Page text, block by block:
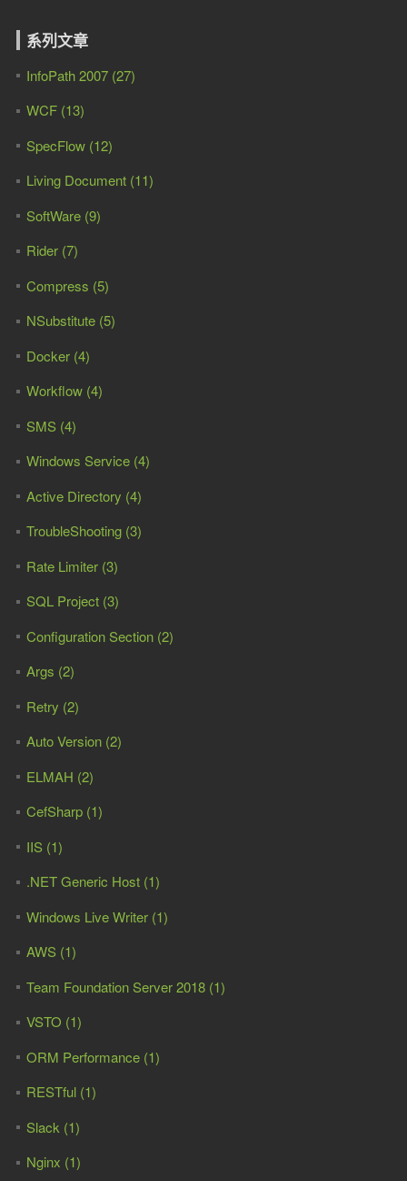
系列文章
InfoPath 2007 (27)
WCF (13)
SpecFlow (12)
Living Document (11)
SoftWare (9)
Rider (7)
Compress (5)
NSubstitute (5)
Docker (4)
Workflow (4)
SMS (4)
Windows Service (4)
Active Directory (4)
TroubleShooting (3)
Rate Limiter (3)
SQL Project (3)
Configuration Section (2)
Args (2)
Retry (2)
Auto Version (2)
ELMAH (2)
CefSharp (1)
IIS (1)
.NET Generic Host (1)
Windows Live Writer (1)
AWS (1)
Team Foundation Server 2018 (1)
VSTO (1)
ORM Performance (1)
RESTful (1)
Slack (1)
Nginx (1)